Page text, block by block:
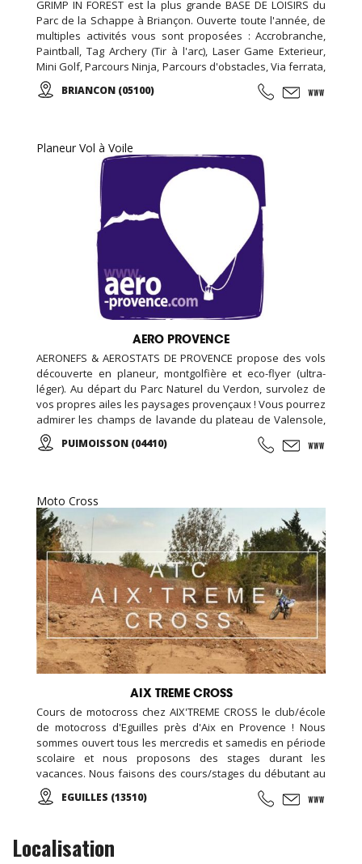
GRIMP IN FOREST est la plus grande BASE DE LOISIRS du
Parc de la Schappe à Briançon. Ouverte toute l'année, de
multiples activités vous sont proposées : Accrobranche,
Paintball, Tag Archery (Tir à l'arc), Laser Game Exterieur,
Mini Golf, Parcours Ninja, Parcours d'obstacles, Via ferrata,
chasse aux trésors (chasse aux indices), Biathlon... De
l'aventure, des émotions, des moments forts à partager en
soirée nocturne privative, EVG, EVJF...).
BRIANCON (05100)
Planeur Vol à Voile
AERO PROVENCE
AERONEFS & AEROSTATS DE PROVENCE propose des vols
découverte en planeur, montgolfière et eco-flyer (ultra-
léger). Au départ du Parc Naturel du Verdon, survolez de
vos propres ailes les paysages provençaux ! Vous pourrez
admirer les champs de lavande du plateau de Valensole,
le lac Sainte-Croix ou les gorges du Verdon tout en
apercevant les Alpes se dessiner à l’horizon… A tout âge,
PUIMOISSON (04410)
Moto Cross
AIX TREME CROSS
Cours de motocross chez AIX'TREME CROSS le club/école
de motocross d'Eguilles près d'Aix en Provence ! Nous
sommes ouvert tous les mercredis et samedis en période
scolaire et nous proposons des stages durant les
vacances. Nous faisons des cours/stages du débutant au
confirmé. Nous accueillons aussi bien des enfants, des
adultes et des groupes. Contactez-nous !
EGUILLES (13510)
Localisation